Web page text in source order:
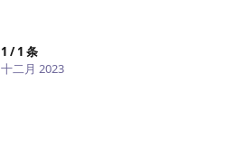
1 /1 条
十二月 2023